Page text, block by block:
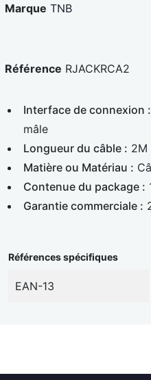
Marque TNB
Référence RJACKRCA2
Interface de connexion :
mâle
Longueur du câble : 2M
Matière ou Matériau :
Contenue du package :
Garantie commerciale :
Références spécifiques
EAN-13